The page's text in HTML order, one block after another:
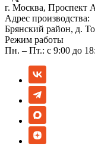
г. Москва, Проспект
Адрес производства:
Брянский район, д.
Режим работы
Пн. – Пт.: с 9:00 до